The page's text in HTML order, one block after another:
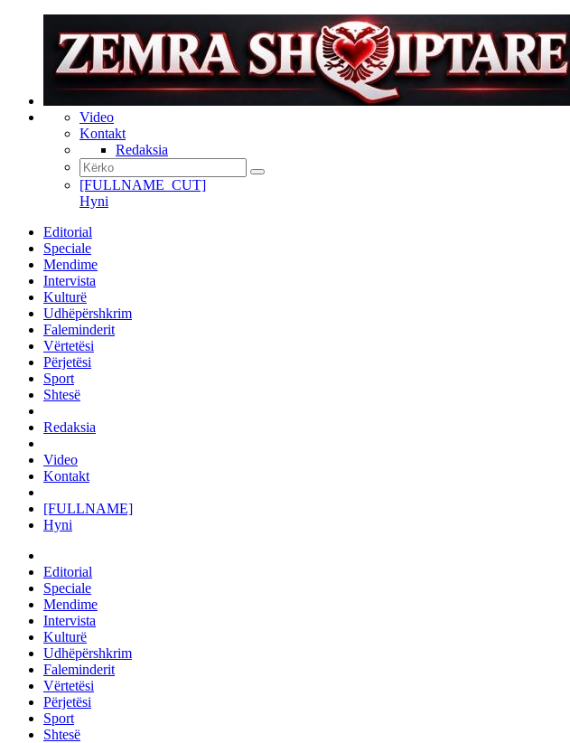
Video
Kontakt
Redaksia
[FULLNAME_CUT]
Hyni
Editorial
Speciale
Mendime
Intervista
Kulturë
Udhëpërshkrim
Faleminderit
Vërtetësi
Përjetësi
Sport
Shtesë
Redaksia
Video
Kontakt
[FULLNAME]
Hyni
Editorial
Speciale
Mendime
Intervista
Kulturë
Udhëpërshkrim
Faleminderit
Vërtetësi
Përjetësi
Sport
Shtesë